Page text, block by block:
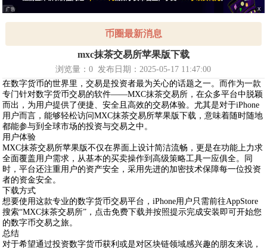
广告 X
币圈最新消息
mxc抹茶交易所苹果版下载
浏览量：0 发布日期：2025-05-17 11:47:00
在数字货币的世界里，交易是投资者最为关心的话题之一。而作为一款
专门针对数字货币交易的软件——MXC抹茶交易所，在众多平台中脱颖
而出，为用户提供了便捷、安全且高效的交易体验。尤其是对于iPhone
用户而言，能够轻松访问MXC抹茶交易所苹果版下载，意味着随时随地
都能参与到全球市场的投资与交易之中。
用户体验
MXC抹茶交易所苹果版不仅在界面上设计简洁流畅，更是在功能上力求
全面覆盖用户需求，从基本的买卖操作到高级策略工具一应俱全。同
时，平台还注重用户的资产安全，采用先进的加密技术保障每一位投资
者的资金安全。
下载方式
想要使用这款专业的数字货币交易平台，iPhone用户只需前往AppStore
搜索“MXC抹茶交易所”，点击免费下载并按照提示完成安装即可开始您
的数字币交易之旅。
总结
对于希望通过投资数字货币获利或是对区块链领域感兴趣的朋友来说，